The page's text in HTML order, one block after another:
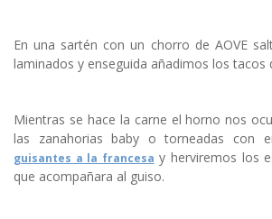
En una sartén con un chorro de AOVE
laminados y enseguida añadimos los tacos
Mientras se hace la carne el horno nos
las zanahorias baby o torneadas con
guisantes a la francesa y herviremos los
que acompañara al guiso.